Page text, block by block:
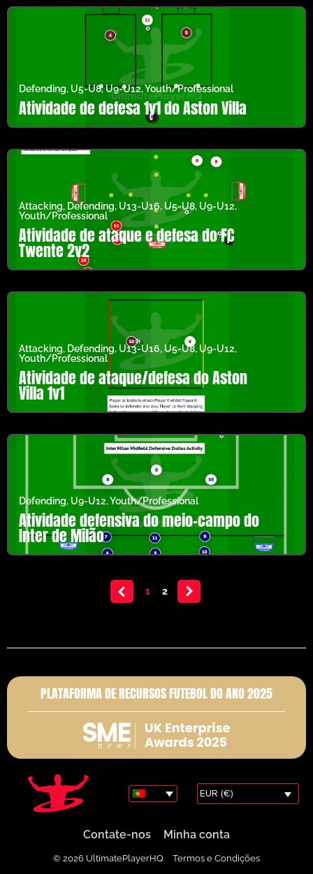
Defending, U5-U8,U9-U12,Youth/Professional
Atividade de defesa 1v1 do Aston Villa
Attacking, Defending, U13-U16, U5-U8, U9-U12,
Youth/Professional
Atividade de ataque e defesa do FC
Twente 2v2
Attacking, Defending, U13-U16, U5-U8, U9-U12,
Youth/Professional
Atividade de ataque/defesa do Aston
Villa 1v1
Defending, U9-U12,Youth/Professional
Atividade defensiva do meio-campo do
Inter de Milão
1 2
PLATAFORMA DE RECURSOS FUTEBOL DO ANO 2025
EUR (€)
Contate-nos Minha conta
© 2026 UltimatePlayerHQ Termos e Condições